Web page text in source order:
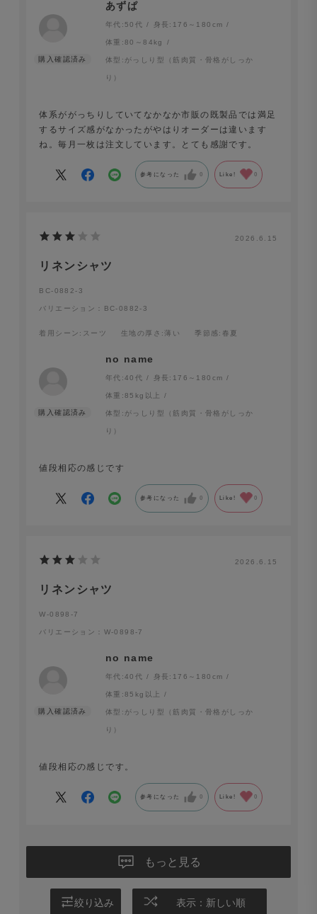
あずぱ
年代: 50代 身長: 176～180cm
体重:80～84kg
体型: がっしり型（筋肉質・骨格がしっか
り）
体系ががっちりしていてなかなか市販の既製品では満足
するサイズ感がなかったがやはりオーダーは違います
ね。毎月一枚は注文しています。とても感謝です。
参考になった 0 Like! 0
2026.6.15
リネンシャツ
BC-0882-3
バリエーション：BC-0882-3
着用シーン :スーツ 生地の厚さ :薄い 季節感:春夏
no name
年代:40代 身長: 176～180cm
体重:85kg以上
体型: がっしり型（筋肉質・骨格がしっか
り）
値段相応の感じです
参考になった 0 Like! 0
2026.6.15
リネンシャツ
W-0898-7
バリエーション：W-0898-7
no name
年代:40代 身長: 176～180cm
体重:85kg以上
体型: がっしり型（筋肉質・骨格がしっか
り）
値段相応の感じです。
参考になった 0 Like! 0
もっと見る
絞り込み 表示：新しい順